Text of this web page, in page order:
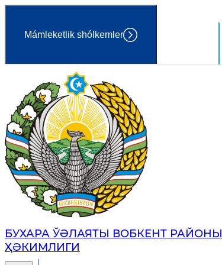
Mámleketlik shólkemler
БУХАРА ЎӘЛАЯТЫ ВОБКЕНТ РАЙОНЫ
ҲӘКИМЛИГИ